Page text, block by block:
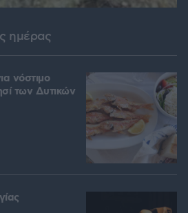
ημέρας
νόστιμο
των Δυτικών